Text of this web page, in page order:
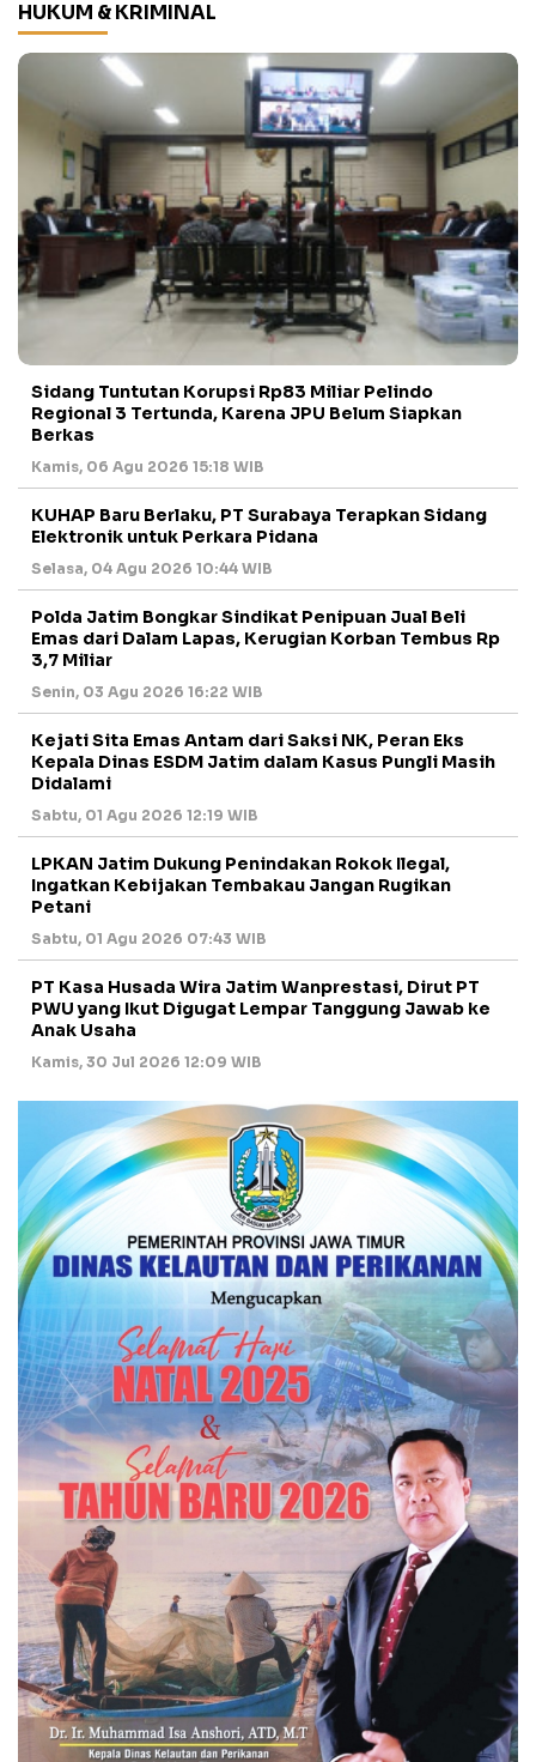
HUKUM & KRIMINAL
Sidang Tuntutan Korupsi Rp83 Miliar Pelindo
Regional 3 Tertunda, Karena JPU Belum Siapkan
Berkas
Kamis, 06 Agu 2026 15:18 WIB
KUHAP Baru Berlaku, PT Surabaya Terapkan Sidang
Elektronik untuk Perkara Pidana
Selasa, 04 Agu 2026 10:44 WIB
Polda Jatim Bongkar Sindikat Penipuan Jual Beli
Emas dari Dalam Lapas, Kerugian Korban Tembus Rp
3,7 Miliar
Senin, 03 Agu 2026 16:22 WIB
Kejati Sita Emas Antam dari Saksi NK, Peran Eks
Kepala Dinas ESDM Jatim dalam Kasus Pungli Masih
Didalami
Sabtu, 01 Agu 2026 12:19 WIB
LPKAN Jatim Dukung Penindakan Rokok Ilegal,
Ingatkan Kebijakan Tembakau Jangan Rugikan
Petani
Sabtu, 01 Agu 2026 07:43 WIB
PT Kasa Husada Wira Jatim Wanprestasi, Dirut PT
PWU yang Ikut Digugat Lempar Tanggung Jawab ke
Anak Usaha
Kamis, 30 Jul 2026 12:09 WIB